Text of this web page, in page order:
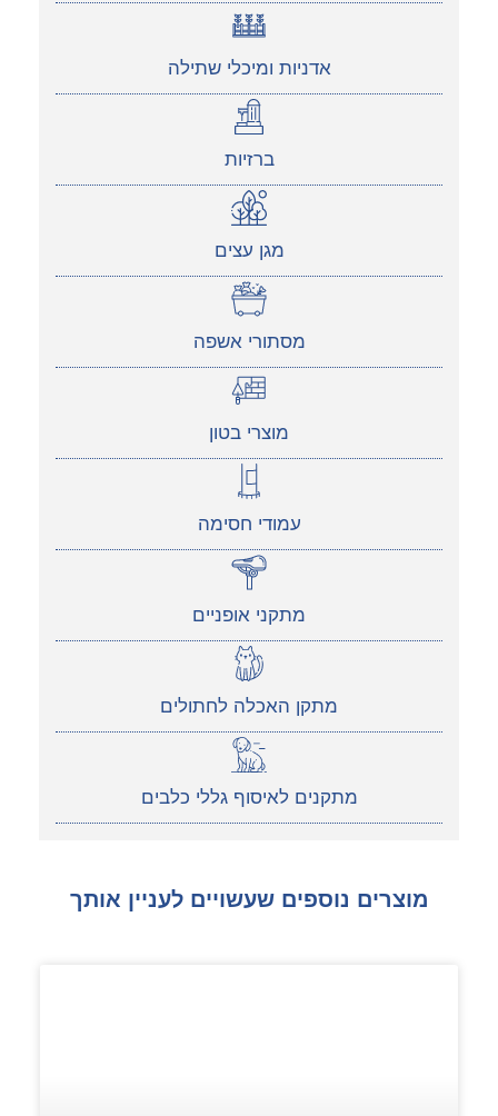
אדניות ומיכלי שתילה
ברזיות
מגן עצים
מסתורי אשפה
מוצרי בטון
עמודי חסימה
מתקני אופניים
מתקן האכלה לחתולים
מתקנים לאיסוף גללי כלבים
מוצרים נוספים שעשויים לעניין אותך